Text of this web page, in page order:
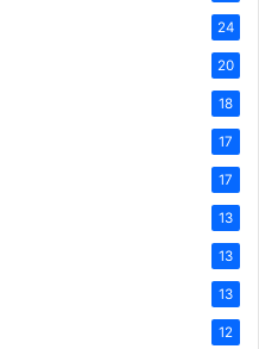
24
20
18
17
17
13
13
13
12